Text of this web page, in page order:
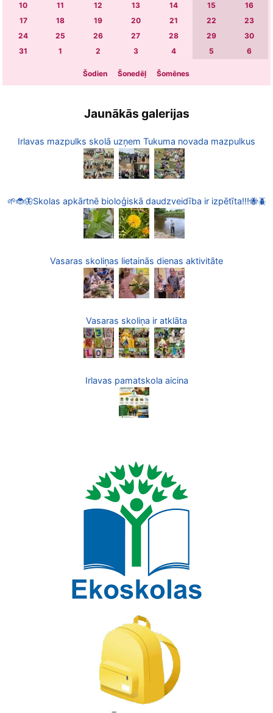
10
11 12 13 14 15
16
17
18 19 20 21 22
23
24
25 26 27 28 29
30
31
1 2 3 4 5 6
Šodien Šonedēļ Šomēnes
Jaunākās galerijas
Irlavas mazpulks skolā uzņem Tukuma novada mazpulkus
🌱🐞🦋Skolas apkārtnē bioloģiskā daudzveidība ir izpētīta!!!🐝🪲
Vasaras skoliņas lietainās dienas aktivitāte
Vasaras skoliņa ir atklāta
Irlavas pamatskola aicina